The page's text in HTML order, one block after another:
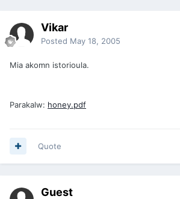
Vikar
Posted May 18, 2005
Mia akomn istorioula.
Parakalw: honey.pdf
Quote
Guest